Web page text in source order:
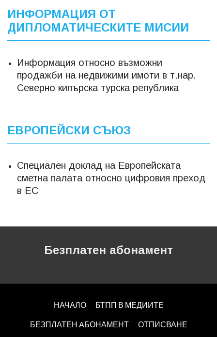
ИНФОРМАЦИЯ ОТ
ДИПЛОМАТИЧЕСКИТЕ МИСИИ
Информация относно възможни
продажби на недвижими имоти в т.нар.
Северно кипърска турска република
ЕВРОПЕЙСКИ СЪЮЗ
Специален доклад на Европейската
сметна палата относно цифровия преход
в ЕС
Безплатен абонамент
НАЧАЛО БТПП В МЕДИИТЕ
БЕЗПЛАТЕН AБОНАМЕНТ ОТПИСВАНЕ